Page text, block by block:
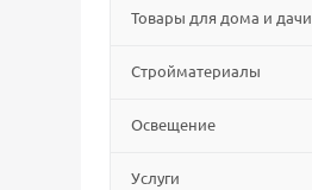
Товары для дома и дачи
Стройматериалы
Освещение
Услуги